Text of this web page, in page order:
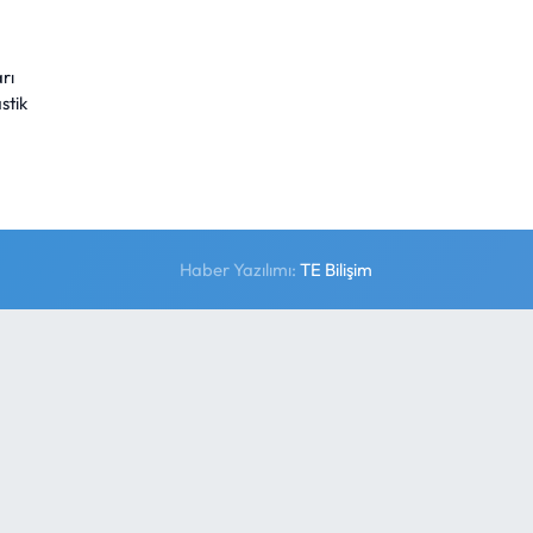
Haber Yazılımı:TE Bilişim